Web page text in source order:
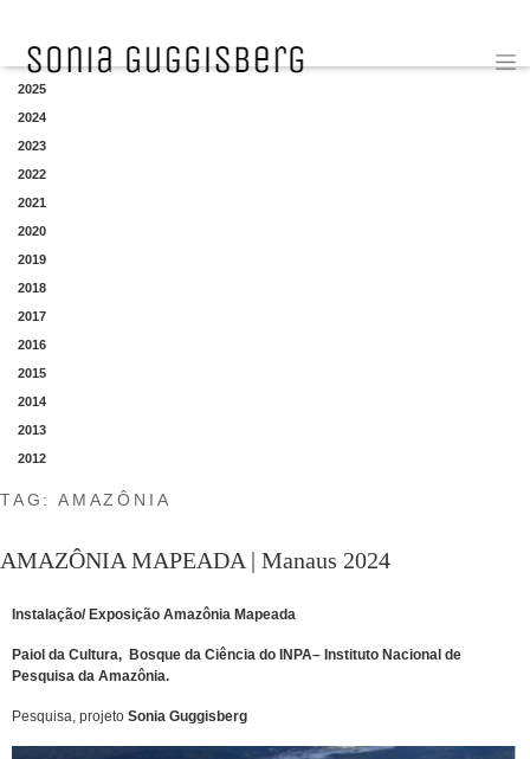
YEAR
2025
2024
2023
2022
2021
2020
2019
2018
2017
2016
2015
2014
2013
2012
TAG: AMAZÔNIA
AMAZÔNIA MAPEADA | Manaus 2024
Instalação/ Exposição Amazônia Mapeada
Paiol da Cultura, Bosque da Ciência do INPA– Instituto Nacional de
Pesquisa da Amazônia.
Pesquisa, projeto Sonia Guggisberg